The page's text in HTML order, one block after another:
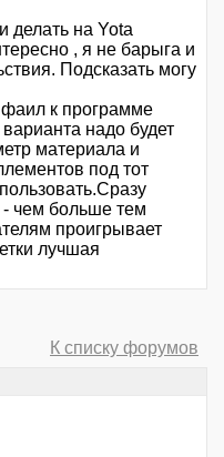
делать на Yota
, я не барыга и
Подсказать могу
к программе
надо будет
материала и
под тот
- чем больше тем
проигрывает
лучшая
К списку форумов